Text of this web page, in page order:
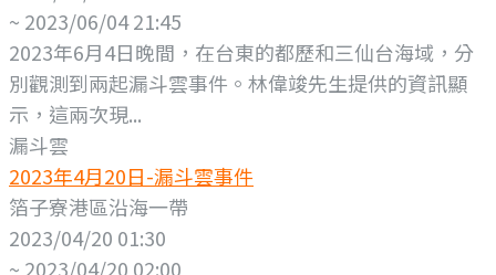
~ 2023/06/04 21:45
2023年6月4日晚間，在台東的都歷和三仙台海域，分
別觀測到兩起漏斗雲事件。林偉竣先生提供的資訊顯
示，這兩次現...
漏斗雲
2023年4月20日-漏斗雲事件
箔子寮港區沿海一帶
2023/04/20 01:30
~ 2023/04/20 02:00